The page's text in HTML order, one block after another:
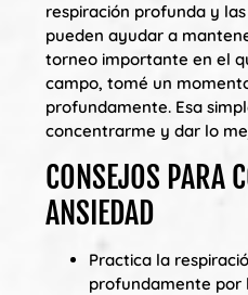
respiración profunda y
pueden ayudar a
torneo importante en el
campo, tomé un
profundamente. Esa
concentrarme y dar lo
CONSEJOS PARA
ANSIEDAD
Practica la
profundamente por